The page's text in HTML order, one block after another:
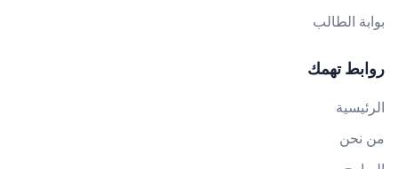
بوابة الطالب
روابط تهمك
الرئيسية
من نحن